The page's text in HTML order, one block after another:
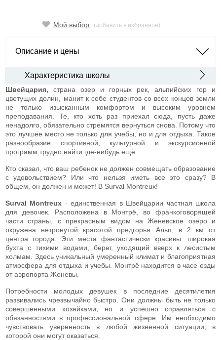
Мой выбор (добавить в избранное)
Описание и цены
Характеристика школы
Швейцария, страна озер и горных рек, альпийских гор и
цветущих долин, манит к себе студентов со всех концов земли
не только изысканным комфортом и высоким уровнем
преподавания. Те, кто хоть раз приехал сюда, пусть даже
ненадолго, обязательно стремятся вернуться снова. Потому что
это лучшее место не только для учебы, но и для отдыха. Такое
разнообразие спортивной, культурной и экскурсионной
программ трудно найти где-нибудь ещё.
Кто сказал, что ваш ребенок не должен совмещать образование
с удовольствием? Или что нельзя иметь все это сразу? В
общем, он должен и может! В Surval Montreux!
Surval Montreux - единственная в Швейцарии частная школа
для девочек. Расположена в Монтрё, во франкоговорящей
части страны, с прекрасным видом на Женевское озеро и
окружена нетронутой красотой предгорья Альп, в 2 км от
центра города. Эти места фантастически красивы: широкая
бухта с тихими водами, берег, уходящий вверх к лесистым
холмам. Здесь уникальный умеренный климат и благоприятная
атмосфера для отдыха и учебы. Монтрё находится в часе езды
от аэропорта Женевы.
Потребности молодых девушек в последние десятилетия
развивались чрезвычайно быстро. Они должны быть не только
совершенными хозяйками, но и успешно справляться с
обязанностями в профессиональной сфере. Им необходимо
чувствовать уверенность в любой жизненной ситуации, в
которой они могут оказаться.